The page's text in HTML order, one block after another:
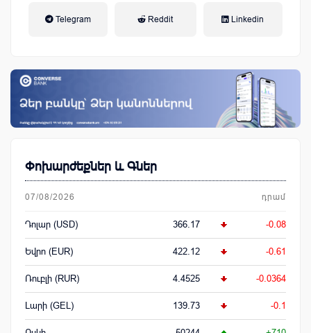
Telegram Reddit Linkedin
Փոխարժեքներ և Գներ
07/08/2026 դրամ
Դոլար (USD) 366.17 -0.08
Եվրո (EUR) 422.12 -0.61
Ռուբլի (RUR) 4.4525 -0.0364
Լարի (GEL) 139.73 -0.1